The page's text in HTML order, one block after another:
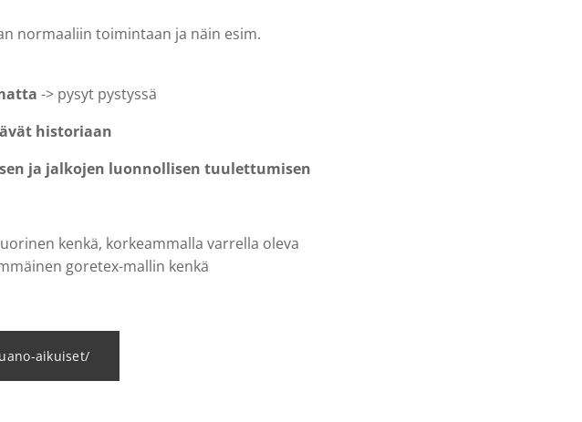
normaaliin toimintaan ja näin esim.
-> pysyt pystyssä
historiaan
ja jalkojen luonnollisen tuulettumisen
kenkä, korkeammalla varrella oleva
goretex-mallin kenkä
aikuiset/